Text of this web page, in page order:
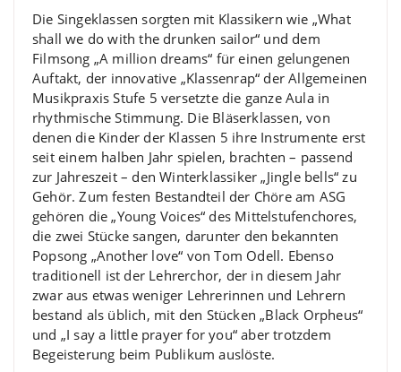
Die Singeklassen sorgten mit Klassikern wie „What
shall we do with the drunken sailor“ und dem
Filmsong „A million dreams“ für einen gelungenen
Auftakt, der innovative „Klassenrap“ der Allgemeinen
Musikpraxis Stufe 5 versetzte die ganze Aula in
rhythmische Stimmung. Die Bläserklassen, von
denen die Kinder der Klassen 5 ihre Instrumente erst
seit einem halben Jahr spielen, brachten – passend
zur Jahreszeit – den Winterklassiker „Jingle bells“ zu
Gehör. Zum festen Bestandteil der Chöre am ASG
gehören die „Young Voices“ des Mittelstufenchores,
die zwei Stücke sangen, darunter den bekannten
Popsong „Another love“ von Tom Odell. Ebenso
traditionell ist der Lehrerchor, der in diesem Jahr
zwar aus etwas weniger Lehrerinnen und Lehrern
bestand als üblich, mit den Stücken „Black Orpheus“
und „I say a little prayer for you“ aber trotzdem
Begeisterung beim Publikum auslöste.